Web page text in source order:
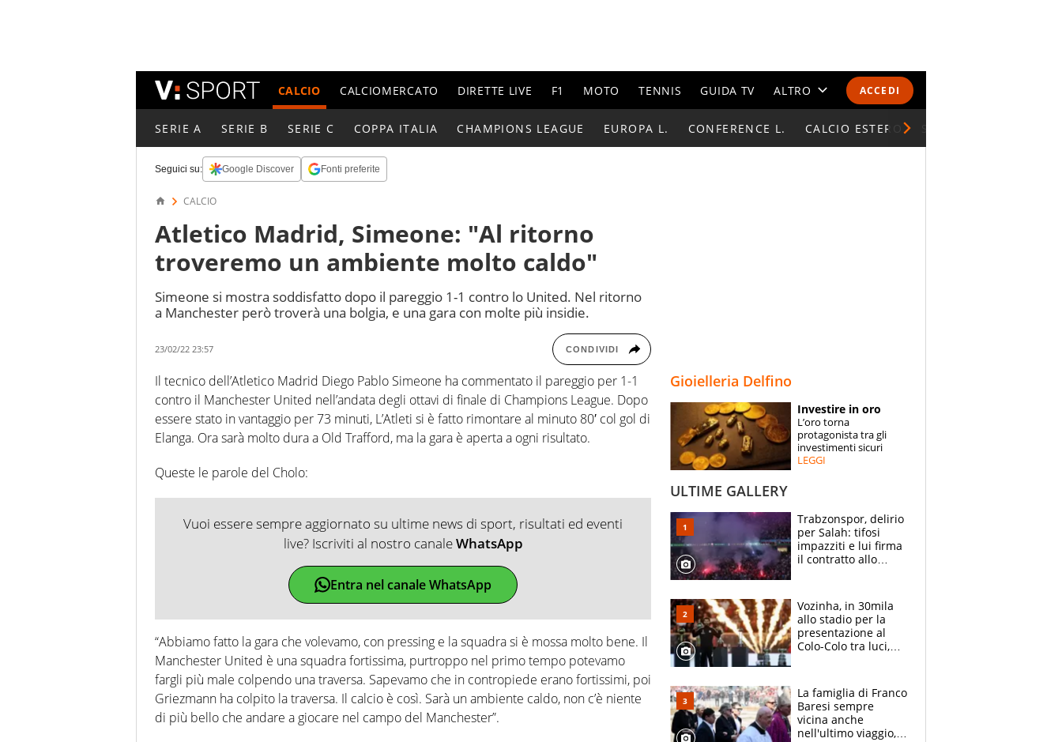
ACCEDI
CALCIO CALCIOMERCATO DIRETTE LIVE F1 MOTO TENNIS GUIDA TV ALTRO
CALENDARI E CLASSIFICHE
ESPERTI
CONTATTI
SERIE A SERIE B SERIE C COPPA ITALIA CHAMPIONS LEAGUE EUROPA L. CONFERENCE L. CALCIO ESTERO
Seguici su: Google Discover Fonti preferite
CALCIO
Atletico Madrid, Simeone: "Al ritorno
troveremo un ambiente molto caldo"
Simeone si mostra soddisfatto dopo il pareggio 1-1 contro lo United. Nel ritorno
a Manchester però troverà una bolgia, e una gara con molte più insidie.
23/02/22 23:57 CONDIVIDI
Il tecnico dell’Atletico Madrid Diego Pablo Simeone ha commentato il pareggio per 1-1
contro il Manchester United nell’andata degli ottavi di finale di Champions League. Dopo
essere stato in vantaggio per 73 minuti, L’Atleti si è fatto rimontare al minuto 80′ col gol di
Elanga. Ora sarà molto dura a Old Trafford, ma la gara è aperta a ogni risultato.
Queste le parole del Cholo:
Vuoi essere sempre aggiornato su ultime news di sport, risultati ed eventi
live? Iscriviti al nostro canaleWhatsApp
Entra nel canale WhatsApp
“Abbiamo fatto la gara che volevamo, con pressing e la squadra si è mossa molto bene. Il
Manchester United è una squadra fortissima, purtroppo nel primo tempo potevamo
fargli più male colpendo una traversa. Sapevamo che in contropiede erano fortissimi, poi
Griezmann ha colpito la traversa. Il calcio è così. Sarà un ambiente caldo, non c’è niente
di più bello che andare a giocare nel campo del Manchester”.
Gioielleria Delfino
Investire in oro
L’oro torna
protagonista tra gli
investimenti sicuri
LEGGI
ULTIME GALLERY
Trabzonspor, delirio
per Salah: tifosi
impazziti e lui firma
il contratto allo
Vozinha, in 30mila
allo stadio per la
presentazione al
Colo-Colo tra luci,
La famiglia di Franco
Baresi sempre
vicina anche
nell'ultimo viaggio,